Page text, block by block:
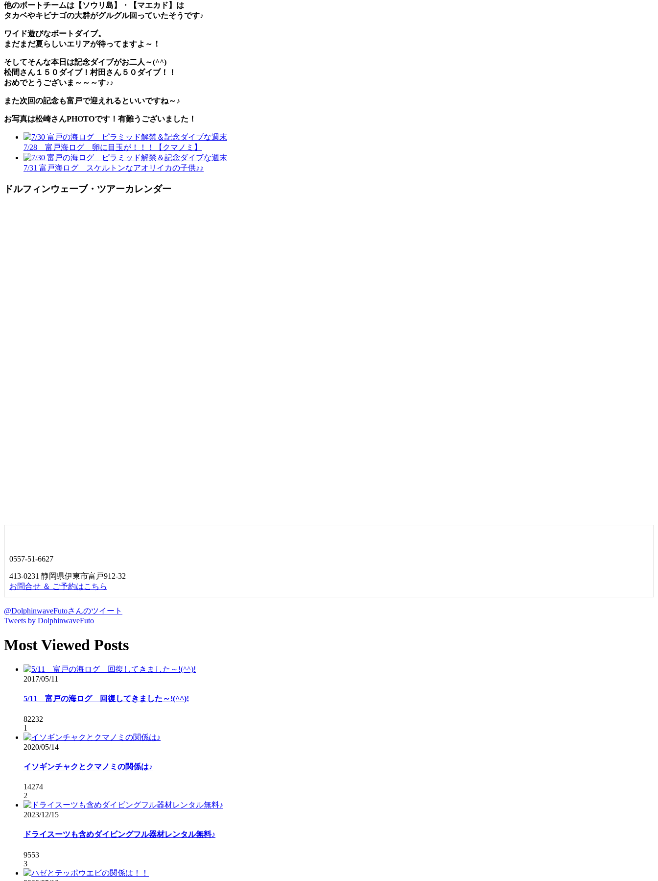
他のボートチームは【ソウリ島】・【マエカド】は
タカベやキビナゴの大群がグルグル回っていたそうです♪
ワイド遊びなボートダイブ。
まだまだ夏らしいエリアが待ってますよ～！
そしてそんな本日は記念ダイブがお二人～(^^)
松間さん１５０ダイブ！村田さん５０ダイブ！！
おめでとうございま～～～す♪♪
また次回の記念も富戸で迎えれるといいですね～♪
お写真は松崎さんPHOTOです！有難うございました！
7/28 富戸海ログ 卵に目玉が！！！【クマノミ】
7/31 富戸海ログ スケルトンなアオリイカの子供♪♪
ドルフィンウェーブ・ツアーカレンダー
0557-51-6627
413-0231 静岡県伊東市富戸912-32
お問合せ ＆ ご予約はこちら
@DolphinwaveFutoさんのツイート
Tweets by DolphinwaveFuto
Most Viewed Posts
2017/05/11
5/11 富戸の海ログ 回復してきました～!(^^)!
82232
1
2020/05/14
イソギンチャクとクマノミの関係は♪
14274
2
2023/12/15
ドライスーツも含めダイビングフル器材レンタル無料♪
9553
3